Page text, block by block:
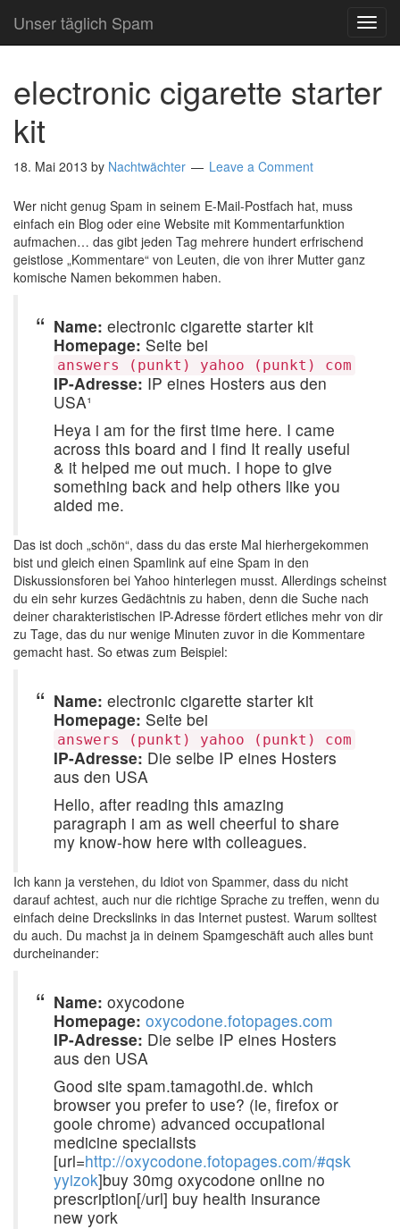
Unser täglich Spam
electronic cigarette starter
kit
18. Mai 2013 by Nachtwächter Leave a Comment
Wer nicht genug Spam in seinem E-Mail-Postfach hat, muss
einfach ein Blog oder eine Website mit Kommentarfunktion
aufmachen… das gibt jeden Tag mehrere hundert erfrischend
geistlose „Kommentare“ von Leuten, die von ihrer Mutter ganz
komische Namen bekommen haben.
Name: electronic cigarette starter kit
Homepage: Seite bei
answers (punkt) yahoo (punkt) com
IP-Adresse: IP eines Hosters aus den
USA¹
Heya i am for the first time here. I came
across this board and I find It really useful
& it helped me out much. I hope to give
something back and help others like you
aided me.
Das ist doch „schön“, dass du das erste Mal hierhergekommen
bist und gleich einen Spamlink auf eine Spam in den
Diskussionsforen bei Yahoo hinterlegen musst. Allerdings scheinst
du ein sehr kurzes Gedächtnis zu haben, denn die Suche nach
deiner charakteristischen IP-Adresse fördert etliches mehr von dir
zu Tage, das du nur wenige Minuten zuvor in die Kommentare
gemacht hast. So etwas zum Beispiel:
Name: electronic cigarette starter kit
Homepage: Seite bei
answers (punkt) yahoo (punkt) com
IP-Adresse: Die selbe IP eines Hosters
aus den USA
Hello, after reading this amazing
paragraph i am as well cheerful to share
my know-how here with colleagues.
Ich kann ja verstehen, du Idiot von Spammer, dass du nicht
darauf achtest, auch nur die richtige Sprache zu treffen, wenn du
einfach deine Dreckslinks in das Internet pustest. Warum solltest
du auch. Du machst ja in deinem Spamgeschäft auch alles bunt
durcheinander:
Name: oxycodone
Homepage: oxycodone.fotopages.com
IP-Adresse: Die selbe IP eines Hosters
aus den USA
Good site spam.tamagothi.de. which
browser you prefer to use? (ie, firefox or
goole chrome) advanced occupational
medicine specialists
[url=http://oxycodone.fotopages.com/#qsk
yyizok]buy 30mg oxycodone online no
prescription[/url] buy health insurance
new york